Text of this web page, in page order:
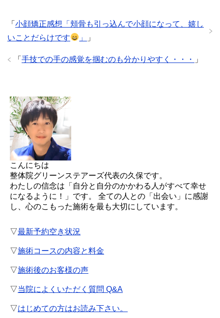
「 小顔矯正感想「頬骨も引っ込んで小顔になって、嬉し
いことだらけです
」 」
「 手技での手の感覚を掴むのも分かりやすく・・・ 」
こんにちは
整体院グリーンステアーズ代表の久保です。
わたしの信念は「自分と自分のかかわる人がすべて幸せ
になるように！」です。 全ての人との「出会い」に感謝
し、心のこもった施術を最も大切にしています。
▽最新予約空き状況
▽施術コースの内容と料金
▽施術後のお客様の声
▽当院によくいただく質問 Q&A
▽はじめての方はお読み下さい。